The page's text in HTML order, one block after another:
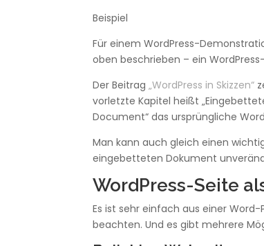
Beispiel
Für einem WordPress-
oben beschrieben – ein
Der Beitrag„WordPress in Skizzen“
vorletzte Kapitel heißt
Document“ das ursprüngliche
Man kann auch gleich einen
eingebetteten Dokument
WordPress-Seite
Es ist sehr einfach aus einer
beachten. Und es gibt mehrere